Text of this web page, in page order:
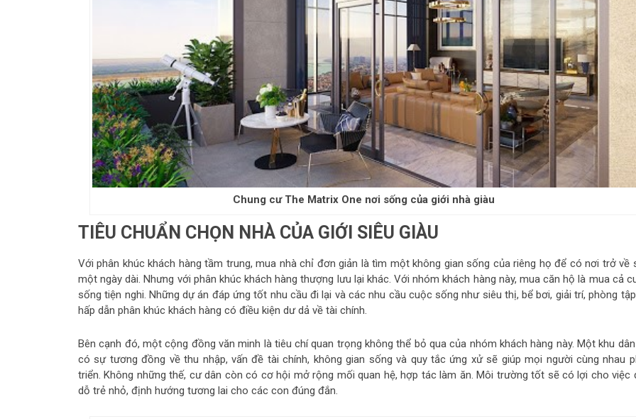
Chung cư The Matrix One nơi sống của giới nhà giàu
TIÊU CHUẨN CHỌN NHÀ CỦA GIỚI SIÊU GIÀU
Với phân khúc khách hàng tầm trung, mua nhà chỉ đơn giản là tìm một không gian sống của riêng họ để có nơi trở về
một ngày dài. Nhưng với phân khúc khách hàng thượng lưu lại khác. Với nhóm khách hàng này, mua căn hộ là mua cả
sống tiện nghi. Những dự án đáp ứng tốt nhu cầu đi lại và các nhu cầu cuộc sống như siêu thị, bể bơi, giải trí, phòng
hấp dẫn phân khúc khách hàng có điều kiện dư dả về tài chính.
Bên cạnh đó, một cộng đồng văn minh là tiêu chí quan trọng không thể bỏ qua của nhóm khách hàng này. Một khu
có sự tương đồng về thu nhập, vấn đề tài chính, không gian sống và quy tắc ứng xử sẽ giúp mọi người cùng nhau
triển. Không những thế, cư dân còn có cơ hội mở rộng mối quan hệ, hợp tác làm ăn. Môi trường tốt sẽ có lợi cho việc
dỗ trẻ nhỏ, định hướng tương lai cho các con đúng đắn.